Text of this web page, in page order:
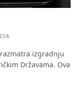
izgradnju
Državama. Ova